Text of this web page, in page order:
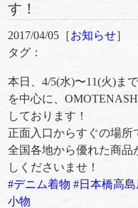
す！
2017/04/05［お知らせ］
タグ：
本日、4/5(水)〜11(火)ま
を中心に、
しております！
正面入口からすぐの場所
全国各地から優れた商品
しくださいませ！
#デニム着物 #日本橋高島
小物